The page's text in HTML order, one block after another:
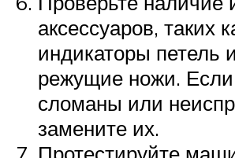
аксессуаров, таких
индикаторы петель
режущие ножи.
сломаны или
замените их.